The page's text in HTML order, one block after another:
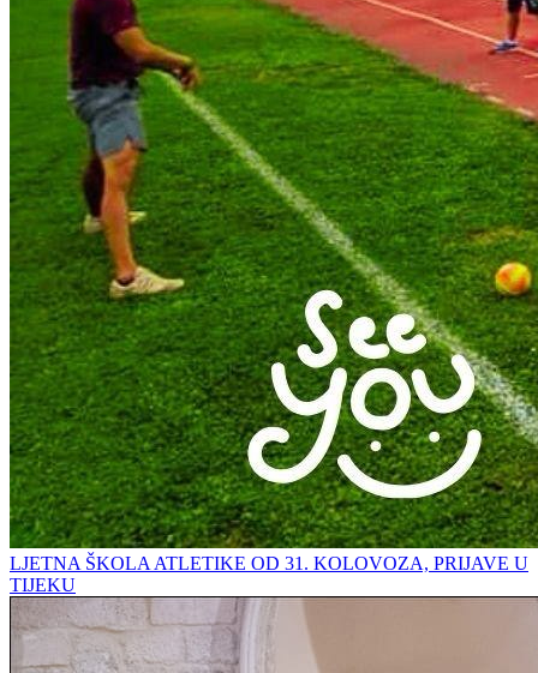
LJETNA ŠKOLA ATLETIKE OD 31. KOLOVOZA, PRIJAVE U
TIJEKU